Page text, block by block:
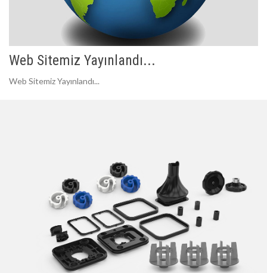
Web Sitemiz Yayınlandı...
Web Sitemiz Yayınlandı...